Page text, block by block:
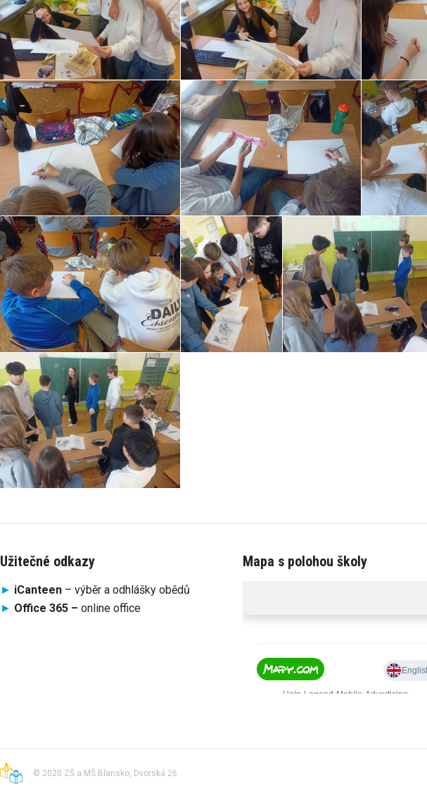
Užitečné odkazy
► iCanteen – výběr a odhlášky obědů
► Office 365 – online office
Mapa s polohou školy
© 2020 ZŠ a MŠ Blansko, Dvorská 26